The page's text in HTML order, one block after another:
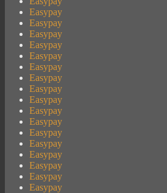
Easypay
Easypay
Easypay
Easypay
Easypay
Easypay
Easypay
Easypay
Easypay
Easypay
Easypay
Easypay
Easypay
Easypay
Easypay
Easypay
Easypay